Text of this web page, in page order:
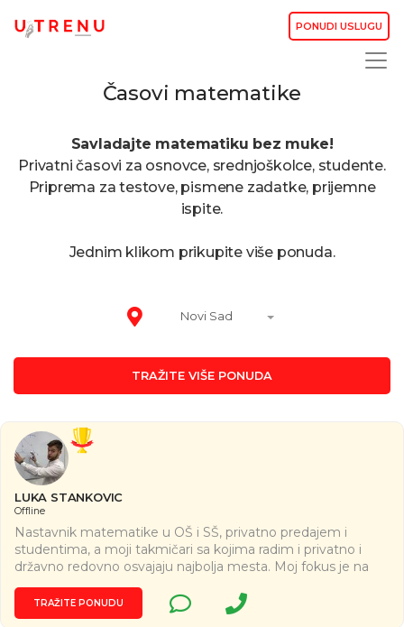
PONUDI USLUGU
Časovi matematike
Savladajte matematiku bez muke!
Privatni časovi za osnovce, srednjoškolce, studente.
Priprema za testove, pismene zadatke, prijemne
ispite.
Jednim klikom prikupite više ponuda.
Novi Sad
TRAŽITE VIŠE PONUDA
LUKA STANKOVIC
Offline
Nastavnik matematike u OŠ i SŠ, privatno predajem i
studentima, a moji takmičari sa kojima radim i privatno i
državno redovno osvajaju najbolja mesta. Moj fokus je na
razvijanju kritičkog mišljenja, pojačanju logike i
samopouzdanja u radu kako bi učenik najbolje naučio da
samostalno uči, što i jeste poenta obrazovanja. Svrha
TRAŽITE PONUDU